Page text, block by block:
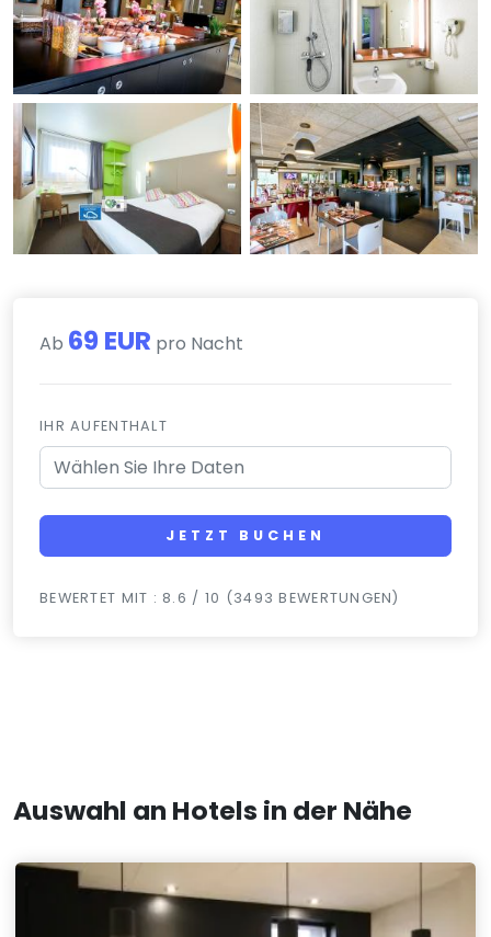
Ab 69 EUR pro Nacht
IHR AUFENTHALT
JETZT BUCHEN
BEWERTET MIT : 8.6 / 10 (3493 BEWERTUNGEN)
Auswahl an Hotels in der Nähe